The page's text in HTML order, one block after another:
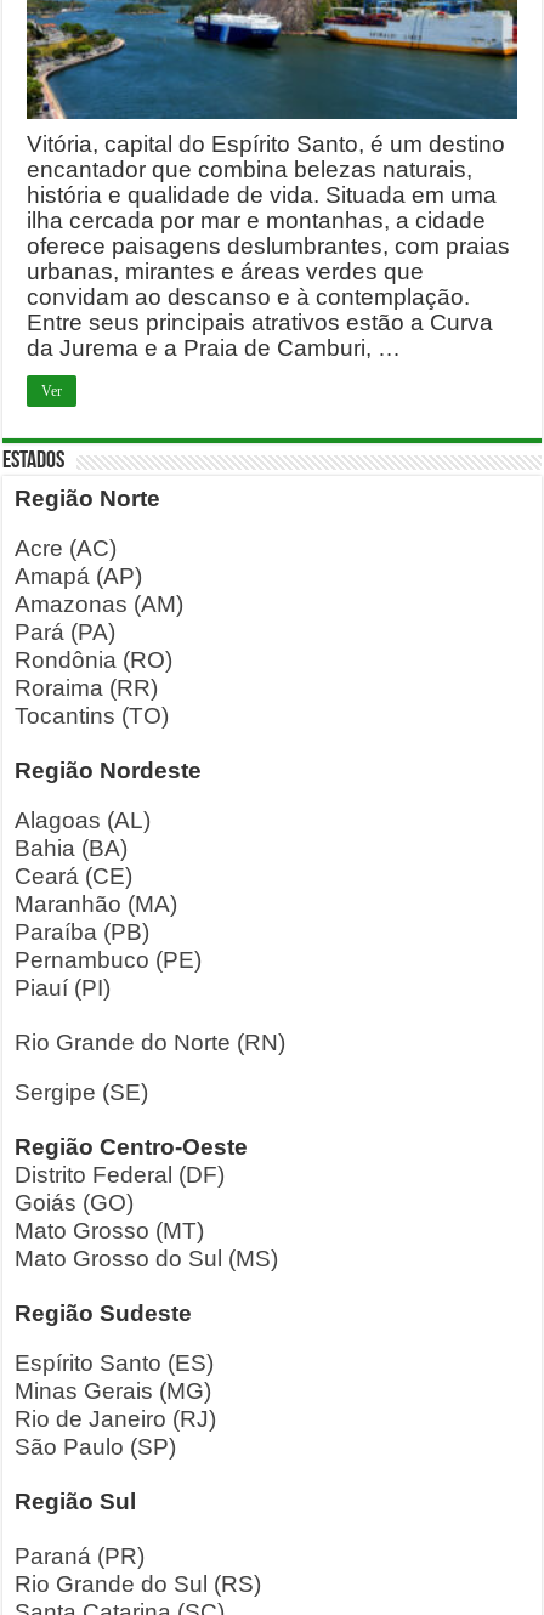
Vitória, capital do Espírito Santo, é um destino
encantador que combina belezas naturais,
história e qualidade de vida. Situada em uma
ilha cercada por mar e montanhas, a cidade
oferece paisagens deslumbrantes, com praias
urbanas, mirantes e áreas verdes que
convidam ao descanso e à contemplação.
Entre seus principais atrativos estão a Curva
da Jurema e a Praia de Camburi, …
Ver
ESTADOS
Região Norte
Acre (AC)
Amapá (AP)
Amazonas (AM)
Pará (PA)
Rondônia (RO)
Roraima (RR)
Tocantins (TO)
Região Nordeste
Alagoas (AL)
Bahia (BA)
Ceará (CE)
Maranhão (MA)
Paraíba (PB)
Pernambuco (PE)
Piauí (PI)
Rio Grande do Norte (RN)
Sergipe (SE)
Região Centro-Oeste
Distrito Federal (DF)
Goiás (GO)
Mato Grosso (MT)
Mato Grosso do Sul (MS)
Região Sudeste
Espírito Santo (ES)
Minas Gerais (MG)
Rio de Janeiro (RJ)
São Paulo (SP)
Região Sul
Paraná (PR)
Rio Grande do Sul (RS)